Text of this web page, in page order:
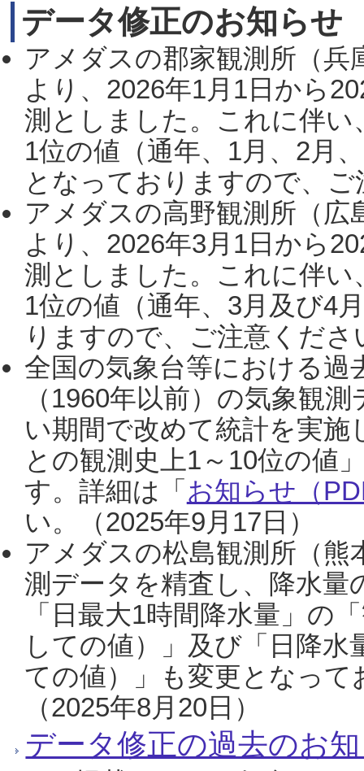
データ修正のお知らせ
アメダスの郡家観測所（
より、2026年1月1日から
測としました。これに伴い
1位の値（通年、1月、2月
となっておりますので、
アメダスの高野観測所（
より、2026年3月1日から
測としました。これに伴い
1位の値（通年、3月及び4
りますので、ご注意くだ
全国の気象台等における過
（1960年以前）の気象観
い期間で改めて統計を実
との観測史上1～10位の値
す。詳細は「 お知らせ（
い。（2025年9月17日）
アメダスの松島観測所（熊
測データを精査し、降水
「日最大1時間降水量」の
しての値）」及び「日降
ての値）」も変更となっ
（2025年8月20日）
データ修正の過去のお